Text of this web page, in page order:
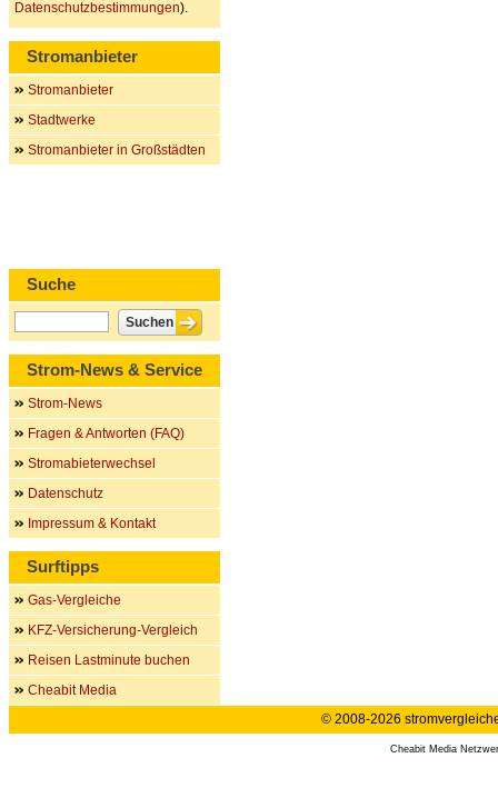
Datenschutzbestimmungen).
Stromanbieter
Stromanbieter
Stadtwerke
Stromanbieter in Großstädten
Suche
Strom-News & Service
Strom-News
Fragen & Antworten (FAQ)
Stromabieterwechsel
Datenschutz
Impressum & Kontakt
Surftipps
Gas-Vergleiche
KFZ-Versicherung-Vergleich
Reisen Lastminute buchen
Cheabit Media
© 2008-2026
Cheabit Media